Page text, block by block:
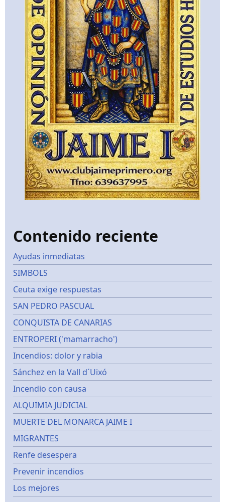
Contenido reciente
Ayudas inmediatas
SIMBOLS
Ceuta exige respuestas
SAN PEDRO PASCUAL
CONQUISTA DE CANARIAS
ENTROPERI ('mamarracho')
Incendios: dolor y rabia
Sánchez en la Vall d´Uixó
Incendio con causa
ALQUIMIA JUDICIAL
MUERTE DEL MONARCA JAIME I
MIGRANTES
Renfe desespera
Prevenir incendios
Los mejores